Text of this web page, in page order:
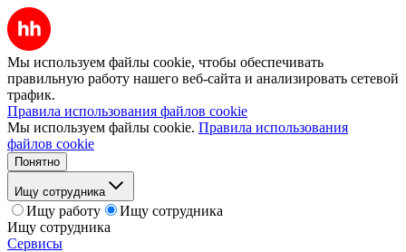
Мы используем файлы cookie, чтобы обеспечивать
правильную работу нашего веб-сайта и анализировать сетевой
трафик.
Правила использования файлов cookie
Мы используем файлы cookie. Правила использования
файлов cookie
Понятно
Ищу сотрудника
Ищу работу
Ищу сотрудника
Ищу сотрудника
Сервисы